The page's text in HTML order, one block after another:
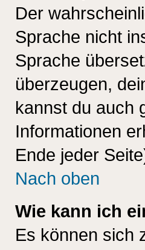
Der
Sprache nicht
Sprache
überzeugen,
kannst du auch
Informationen
Ende jeder
Nach oben
Wie kann ich
Es können sich